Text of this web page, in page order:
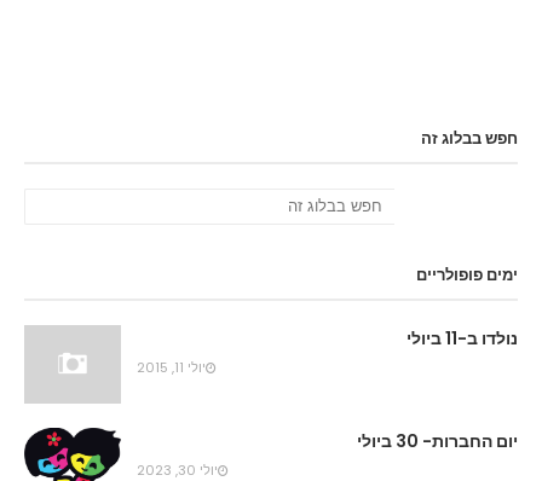
חפש בבלוג זה
ימים פופולריים
נולדו ב-11 ביולי
יולי 11, 2015
יום החברות- 30 ביולי
יולי 30, 2023